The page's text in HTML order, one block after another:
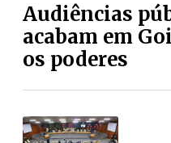
Audiências
acabam em
os poderes